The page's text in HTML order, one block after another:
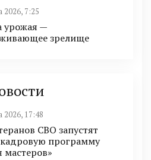
2026, 7:25
урожая —
зрелище
2026, 17:48
СВО запустят
программу
мастеров»